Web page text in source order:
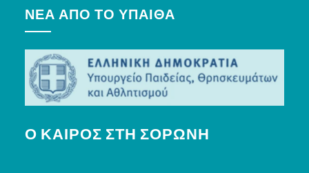
ΝΈΑ ΑΠΌ ΤΟ ΥΠΑΙΘΑ
Ο ΚΑΙΡΌΣ ΣΤΗ ΣΟΡΩΝΉ